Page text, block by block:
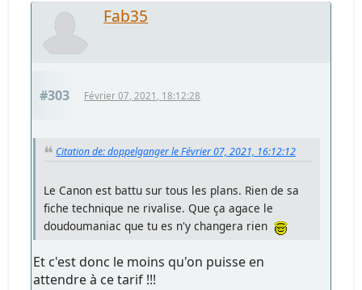
Fab35
#303 Février 07, 2021, 18:12:28
Citation de: doppelganger le Février 07, 2021, 16:12:12
Le Canon est battu sur tous les plans. Rien de sa
fiche technique ne rivalise. Que ça agace le
doudoumaniac que tu es n'y changera rien
Et c'est donc le moins qu'on puisse en
attendre à ce tarif !!!